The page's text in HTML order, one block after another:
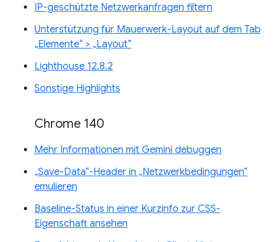
IP-geschützte Netzwerkanfragen filtern
Unterstützung für Mauerwerk-Layout auf dem Tab
„Elemente“ > „Layout“
Lighthouse 12.8.2
Sonstige Highlights
Chrome 140
Mehr Informationen mit Gemini debuggen
„Save-Data“-Header in „Netzwerkbedingungen“
emulieren
Baseline-Status in einer Kurzinfo zur CSS-
Eigenschaft ansehen